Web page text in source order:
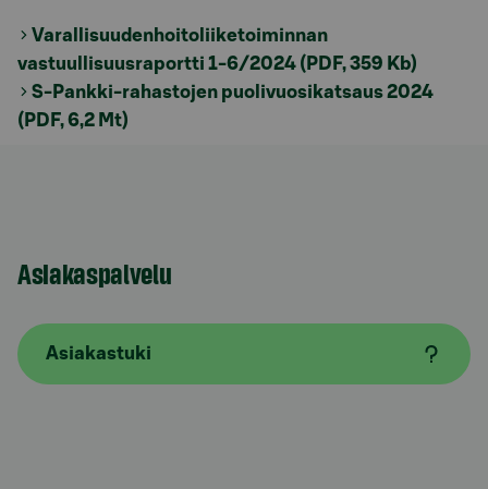
Varallisuudenhoitoliiketoiminnan
vastuullisuusraportti 1-6/2024 (PDF, 359 Kb)
S-Pankki-rahastojen puolivuosikatsaus 2024
(PDF, 6,2 Mt)
Asiakaspalvelu
Asiakastuki